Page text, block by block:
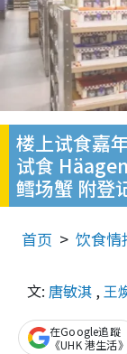
楼上试食嘉
试食
鳕场蟹 附登
首页 饮食情
文: 唐敏淇 ,王
在Google追蹤
《UHK 港生活》